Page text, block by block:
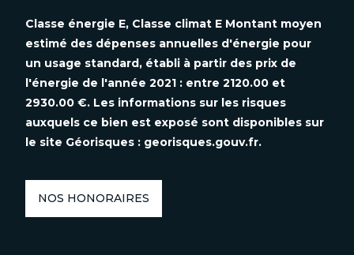
Classe énergie E, Classe climat E Montant moyen
estimé des dépenses annuelles d'énergie pour
un usage standard, établi à partir des prix de
l'énergie de l'année 2021 : entre 2120.00 et
2930.00 €. Les informations sur les risques
auxquels ce bien est exposé sont disponibles sur
le site Géorisques : georisques.gouv.fr.
NOS HONORAIRES